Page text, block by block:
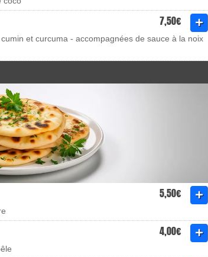
7,50€
et curcuma - accompagnées de sauce à la noix
5,50€
4,00€